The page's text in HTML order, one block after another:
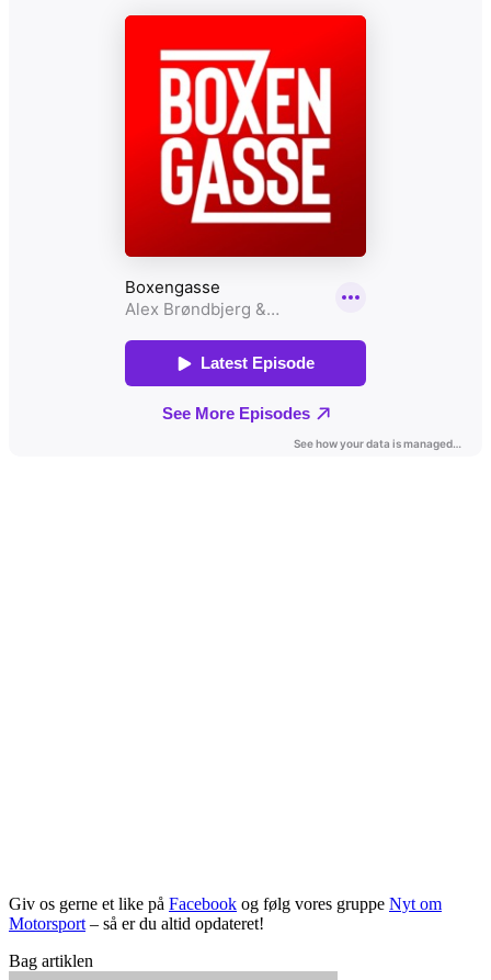
Giv os gerne et like på Facebook og følg vores gruppe Nyt om
Motorsport– så er du altid opdateret!
Bag artiklen